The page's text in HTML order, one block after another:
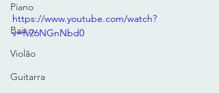
Piano
Baixo
Violão
Guitarra
https://www.youtube.com/watch?
v=fv26NGnNbd0